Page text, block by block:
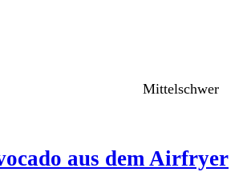
Mittelschwer
aus dem Airfryer